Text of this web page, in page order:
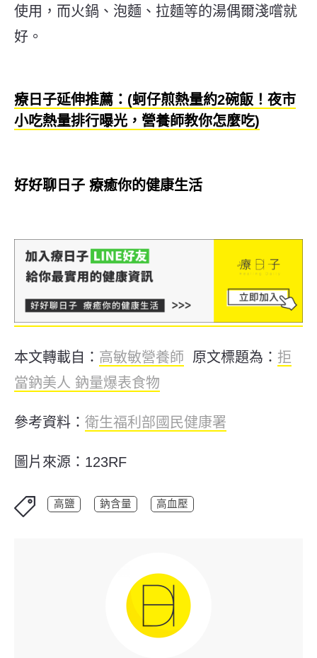
使用， 而火鍋、泡麵、拉麵等的湯偶爾淺嚐就
好。
療日子延伸推薦：(蚵仔煎熱量約2碗飯！夜市
小吃熱量排行曝光，營養師教你怎麼吃)
好好聊日子 療癒你的健康生活
本文轉載自： 高敏敏營養師 原文標題為： 拒
當鈉美人 鈉量爆表食物
參考資料： 衛生福利部國民健康署
圖片來源：123RF
高鹽 鈉含量 高血壓